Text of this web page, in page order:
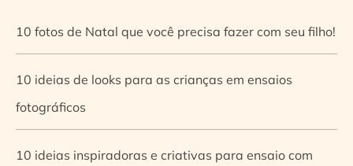
10 fotos de Natal que você precisa fazer com seu filho!
10 ideias de looks para as crianças em ensaios
fotográficos
10 ideias inspiradoras e criativas para ensaio com